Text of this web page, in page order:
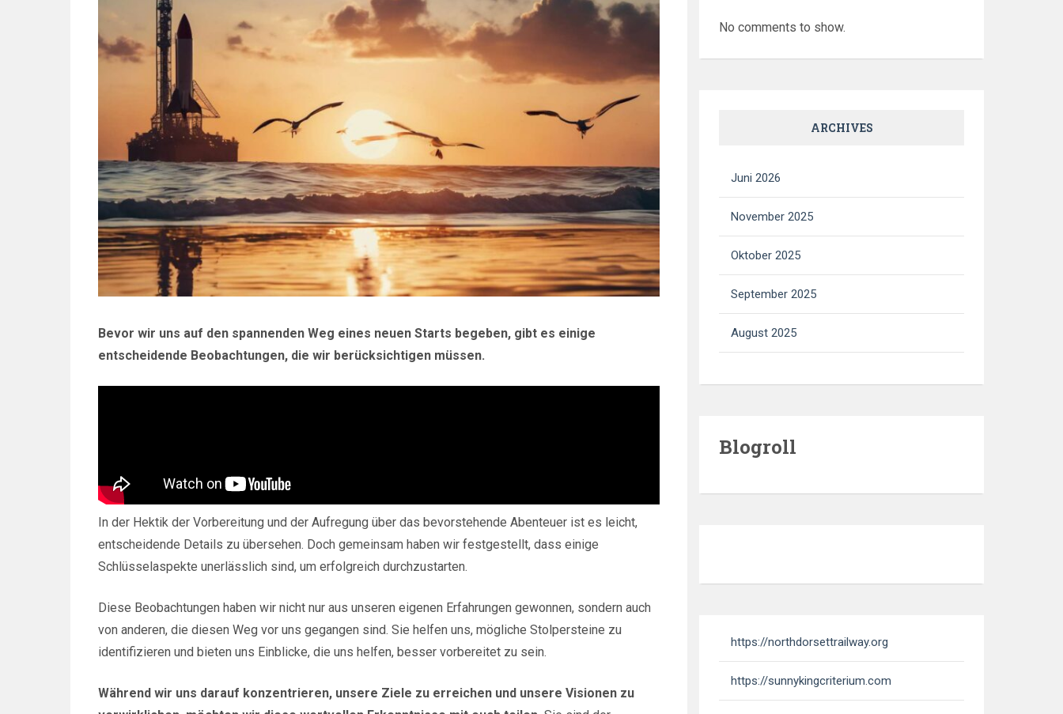
Bevor wir uns auf den spannenden Weg eines neuen Starts begeben, gibt es einige
entscheidende Beobachtungen, die wir berücksichtigen müssen.
In der Hektik der Vorbereitung und der Aufregung über das bevorstehende Abenteuer ist es leicht,
entscheidende Details zu übersehen. Doch gemeinsam haben wir festgestellt, dass einige
Schlüsselaspekte unerlässlich sind, um erfolgreich durchzustarten.
Diese Beobachtungen haben wir nicht nur aus unseren eigenen Erfahrungen gewonnen, sondern auch
von anderen, die diesen Weg vor uns gegangen sind. Sie helfen uns, mögliche Stolpersteine zu
identifizieren und bieten uns Einblicke, die uns helfen, besser vorbereitet zu sein.
Während wir uns darauf konzentrieren, unsere Ziele zu erreichen und unsere Visionen zu
No comments to show.
ARCHIVES
Juni 2026
November 2025
Oktober 2025
September 2025
August 2025
Blogroll
https://northdorsettrailway.org
https://sunnykingcriterium.com